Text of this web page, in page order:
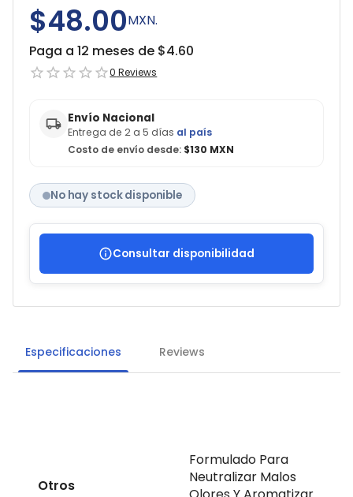
$48.00MXN.
Paga a 12 meses de $4.60
0 Reviews
Envío Nacional
Entrega de 2 a 5 días al país
Costo de envío desde: $130 MXN
No hay stock disponible
Consultar disponibilidad
Especificaciones Reviews
Otros
Formulado Para
Neutralizar Malos